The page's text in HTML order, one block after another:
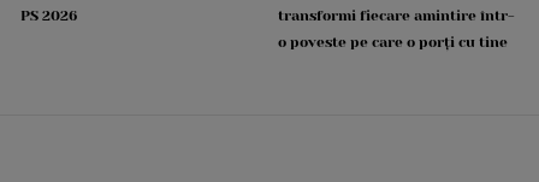
PS 2026
transformi fiecare amintire într-
o poveste pe care o porți cu tine